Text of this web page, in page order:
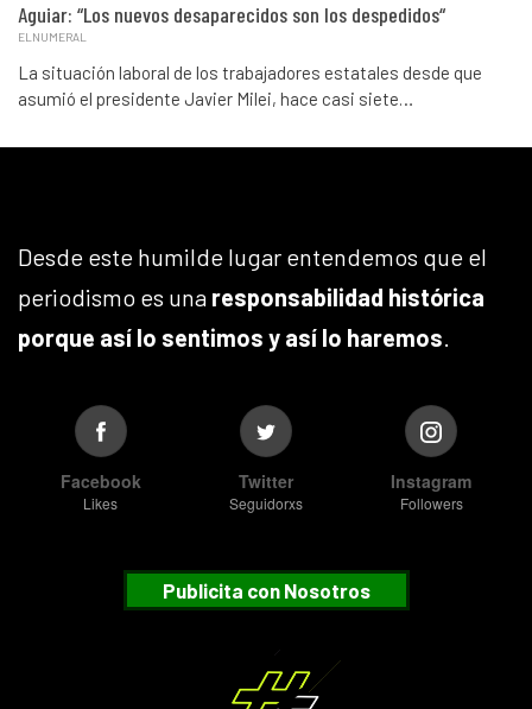
Aguiar: “Los nuevos desaparecidos son los despedidos“
ELNUMERAL
La situación laboral de los trabajadores estatales desde que
asumió el presidente Javier Milei, hace casi siete…
Desde este humilde lugar entendemos que el
periodismo es una responsabilidad histórica
porque así lo sentimos y así lo haremos.
Facebook
Likes
Twitter
Seguidorxs
Instagram
Followers
Publicita con Nosotros